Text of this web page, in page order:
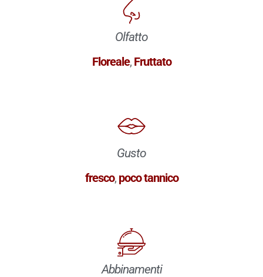
Olfatto
Floreale, Fruttato
Gusto
fresco, poco tannico
Abbinamenti